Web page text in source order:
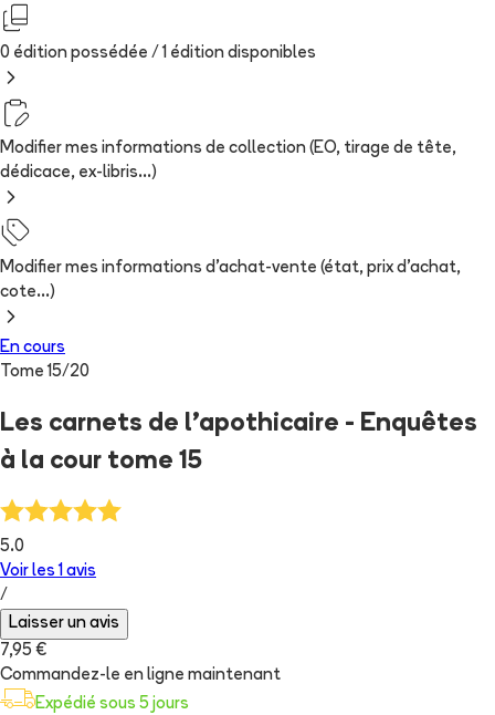
0 édition possédée / 1 édition disponibles
Modifier mes informations de collection (EO, tirage de tête,
dédicace, ex-libris...)
Modifier mes informations d'achat-vente (état, prix d'achat,
cote...)
En cours
Tome 15/20
Les carnets de l'apothicaire - Enquêtes
à la cour tome 15
5.0
Voir les 1 avis
/
Laisser un avis
7,95 €
Commandez-le en ligne maintenant
Expédié sous 5 jours